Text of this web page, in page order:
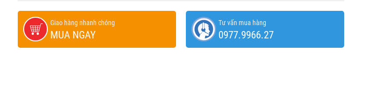
Giao hàng nhanh chóng
MUA NGAY
Tư vấn mua hàng
0977.9966.27